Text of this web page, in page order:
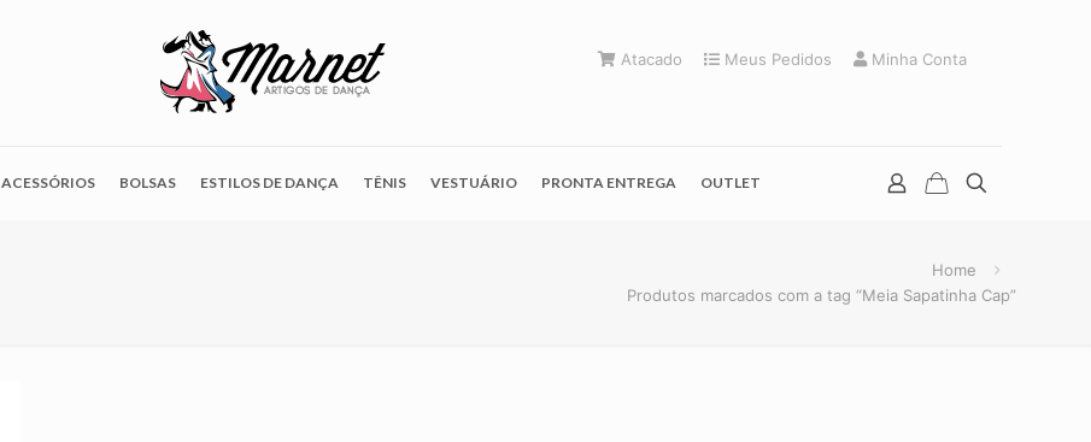
ACESSÓRIOS BOLSAS ESTILOS DE DANÇA TÊNIS VESTUÁRIO PRONTA ENTREGA OUTLET
Atacado Meus Pedidos Minha Conta
Home
Produtos marcados com a tag “Meia Sapatinha Cap”